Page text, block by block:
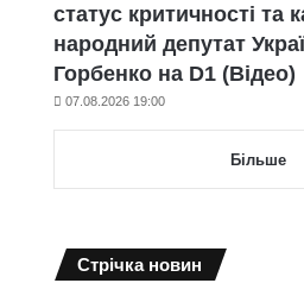
статус критичності та
народний депутат
Горбенко на D1 (Відео)
07.08.2026 19:00
Більше
Cтрічка новин